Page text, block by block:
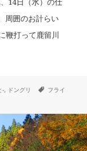
14日（水）の仕
周囲のお計らい
鞭打って鹿留川
ら祝解禁
-, ドングリ
タ
グ
フライ